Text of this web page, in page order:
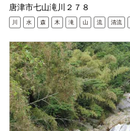
唐津市七山滝川２７８
川 水 森 木 滝 山 流 清流